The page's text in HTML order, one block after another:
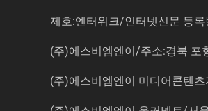
제호:엔터위크/인터넷신문 등
(주)에스비엠엔이/주소:경북 포
(주)에스비엠엔이 미디어콘텐